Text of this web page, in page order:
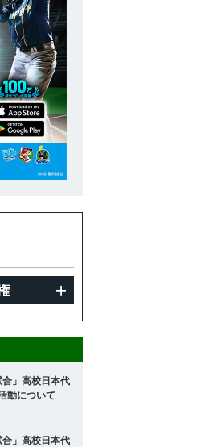
合」高校日本代
動について
合」高校日本代